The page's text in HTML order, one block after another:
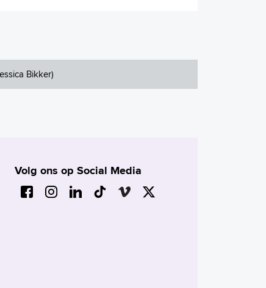
Bikker)
Volg ons op Social Media